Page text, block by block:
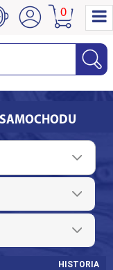
0
HISTORIA